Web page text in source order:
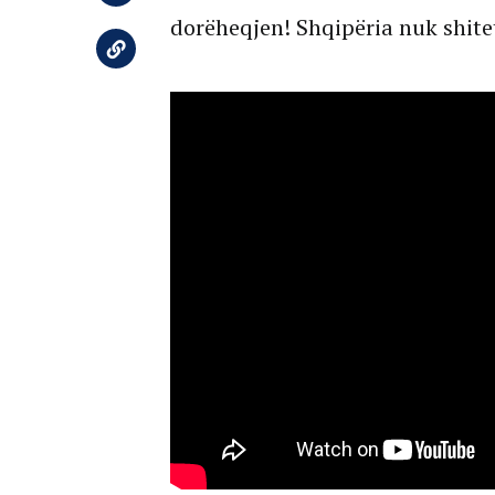
dorëheqjen! Shqipëria nuk